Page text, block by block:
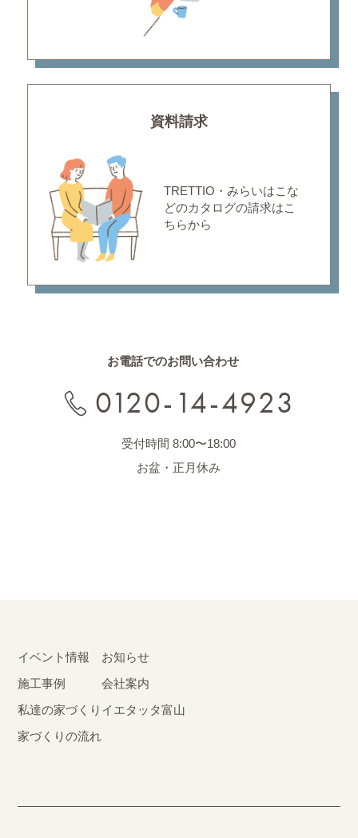
資料請求
TRETTIO・みらいはこな
どのカタログの請求はこ
ちらから
お電話でのお問い合わせ
0120-14-4923
受付時間 8:00〜18:00
お盆・正月休み
イベント情報
施工事例
私達の家づくり
家づくりの流れ
お知らせ
会社案内
イエタッタ富山